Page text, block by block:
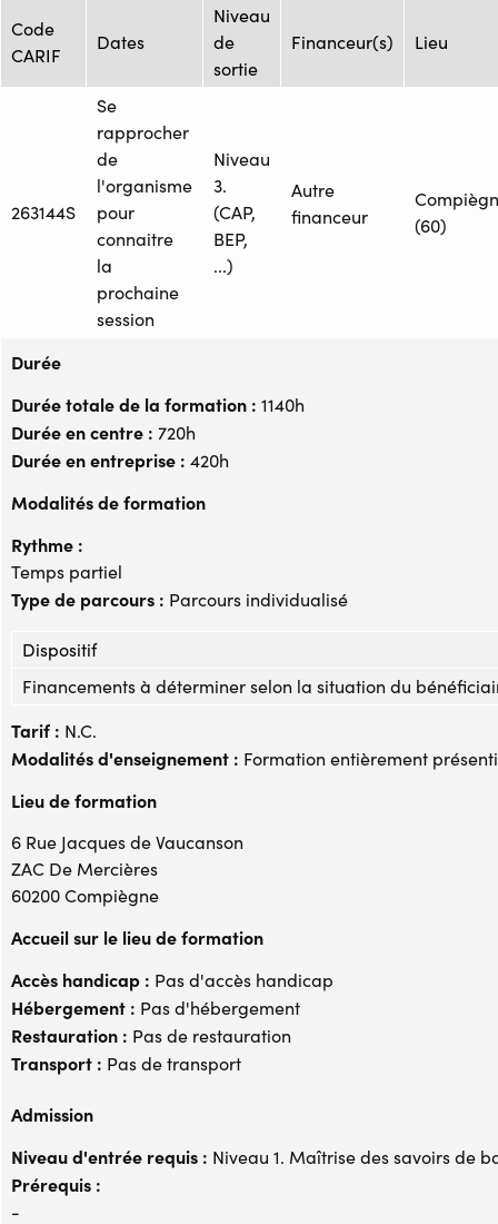
Code
CARIF
Dates
Niveau
de
sortie
Financeur(s) Lieu
263144S
Se
rapprocher
de
l'organisme
pour
connaitre
la
prochaine
session
Niveau
3.
(CAP,
BEP,
...)
Autre
financeur
(60)
Durée
Durée totale de la formation : 1140h
Durée en centre : 720h
Durée en entreprise : 420h
Modalités de formation
Rythme :
Temps partiel
Type de parcours : Parcours individualisé
Dispositif
Financements à déterminer selon la situation du
Tarif : N.C.
Modalités d'enseignement : Formation entièrement
Lieu de formation
6 Rue Jacques de Vaucanson
ZAC De Mercières
60200 Compiègne
Accueil sur le lieu de formation
Accès handicap : Pas d'accès handicap
Hébergement : Pas d'hébergement
Restauration : Pas de restauration
Transport : Pas de transport
Admission
Niveau d'entrée requis : Niveau 1. Maîtrise des savoirs de
Prérequis :
-